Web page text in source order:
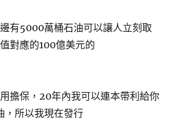
有5000萬桶石油可以讓人立刻取
對應的100億美元的
擔保，20年內我可以連本帶利給你
，所以我現在發行